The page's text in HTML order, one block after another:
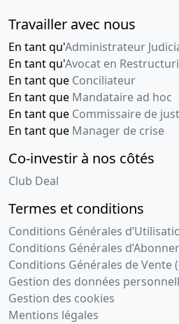
Travailler avec nous
En tant qu'Administrateur
En tant qu'Avocat en
En tant que Conciliateur
En tant que Mandataire ad hoc
En tant que Commissaire de
En tant que Manager de crise
Co-investir à nos côtés
Club Deal
Termes et conditions
Conditions Générales
Conditions Générales
Conditions Générales de Vente
Gestion des données
Gestion des cookies
Mentions légales